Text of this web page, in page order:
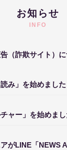
お知らせ
INFO
告（詐欺サイト）
み」を始めました
ャー」を始めまし
がLINE「NEWS